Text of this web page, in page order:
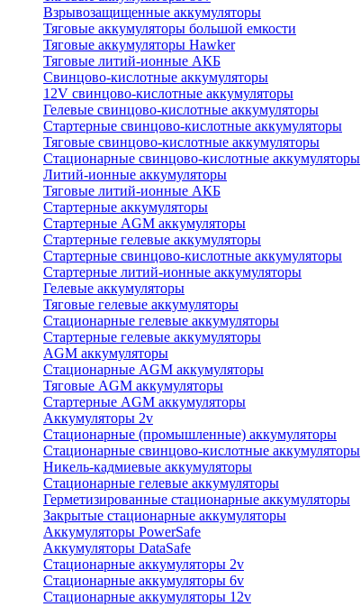
Взрывозащищенные аккумуляторы
Тяговые аккумуляторы большой емкости
Тяговые аккумуляторы Hawker
Тяговые литий-ионные АКБ
Свинцово-кислотные аккумуляторы
12V свинцово-кислотные аккумуляторы
Гелевые свинцово-кислотные аккумуляторы
Стартерные свинцово-кислотные аккумуляторы
Тяговые свинцово-кислотные аккумуляторы
Стационарные свинцово-кислотные аккумуляторы
Литий-ионные аккумуляторы
Тяговые литий-ионные АКБ
Стартерные аккумуляторы
Стартерные AGM аккумуляторы
Стартерные гелевые аккумуляторы
Стартерные свинцово-кислотные аккумуляторы
Стартерные литий-ионные аккумуляторы
Гелевые аккумуляторы
Тяговые гелевые аккумуляторы
Стационарные гелевые аккумуляторы
Стартерные гелевые аккумуляторы
AGM аккумуляторы
Стационарные AGM аккумуляторы
Тяговые AGM аккумуляторы
Стартерные AGM аккумуляторы
Аккумуляторы 2v
Стационарные (промышленные) аккумуляторы
Стационарные свинцово-кислотные аккумуляторы
Никель-кадмиевые аккумуляторы
Стационарные гелевые аккумуляторы
Герметизированные стационарные аккумуляторы
Закрытые стационарные аккумуляторы
Аккумуляторы PowerSafe
Аккумуляторы DataSafe
Стационарные аккумуляторы 2v
Стационарные аккумуляторы 6v
Стационарные аккумуляторы 12v